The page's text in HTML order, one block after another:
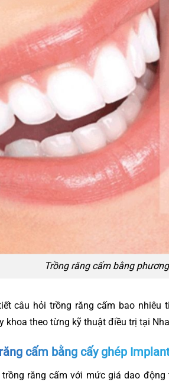
Trồng răng cấm bằng
câu hỏi trồng răng cấm bao nhiêu
khoa theo từng kỹ thuật điều trị tại
cấm bằng cấy ghép
răng cấm với mức giá dao động